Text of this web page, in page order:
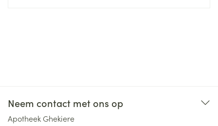
Neem contact met ons op
Apotheek Ghekiere